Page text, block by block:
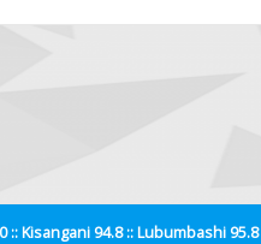
:: Kisangani 94.8 :: Lubumbashi